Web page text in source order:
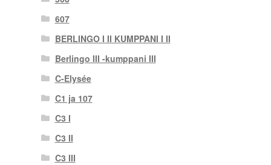
607
BERLINGO I II KUMPPANI I II
Berlingo III -kumppani III
C-Elysée
C1 ja 107
C3 I
C3 II
C3 III